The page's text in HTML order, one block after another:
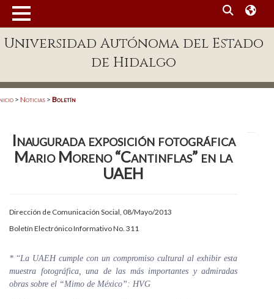
Enlaces
Patronato
Acreditación Internacional
Aspirantes
Personal
Universidad Autónoma del Estado
de Hidalgo
> Noticias > Boletín
Inaugurada exposición fotográfica
Mario Moreno “Cantinflas” en la
UAEH
Dirección de Comunicación Social, 08/Mayo/2013
Boletín Electrónico Informativo No. 311
* “La UAEH cumple con un compromiso cultural al exhibir esta
muestra fotográfica, una de las más importantes y admiradas
obras sobre el “Mimo de México”: HVG